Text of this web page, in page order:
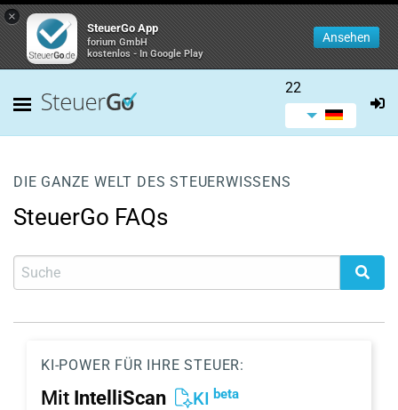
×
SteuerGo App
forium GmbH
kostenlos - In Google Play
Ansehen
22
DIE GANZE WELT DES STEUERWISSENS
SteuerGo FAQs
KI-POWER FÜR IHRE STEUER:
Mit IntelliScan KI beta